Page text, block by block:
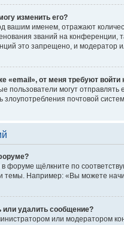
изменить его?
вашим именем, отражают
званий на конференции,
это запрещено, и модератор
«email», от меня требуют
пользователи могут
злоупотребления почтовой
форуме щёлкните по
темы. Например: «Вы можете
или удалить сообщение?
или модератором